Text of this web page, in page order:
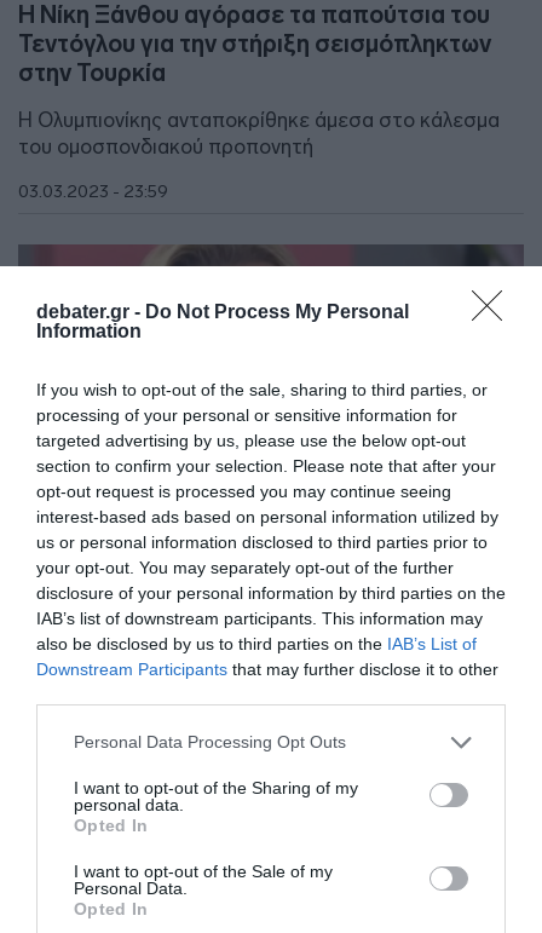
debater.gr - Do Not Process My Personal
Information
If you wish to opt-out of the sale, sharing to third parties, or
processing of your personal or sensitive information for
targeted advertising by us, please use the below opt-out
section to confirm your selection. Please note that after your
opt-out request is processed you may continue seeing
interest-based ads based on personal information utilized by
us or personal information disclosed to third parties prior to
your opt-out. You may separately opt-out of the further
disclosure of your personal information by third parties on the
IAB’s list of downstream participants. This information may
also be disclosed by us to third parties on the IAB’s List of
Downstream Participants that may further disclose it to other
Please note that this website/app uses one or more Google
not limited to your visit or usage behaviour. You may click to
grant or deny consent to Google and its third-party tags to
use your data for below specified purposes in below Google
consent section.
Personal Data Processing Opt Outs
I want to opt-out of the Sharing of my
personal data.
Opted In
I want to opt-out of the Sale of my
Personal Data.
Opted In
Η Νίκη Ξάνθου αγόρασε τα παπούτσια του
Τεντόγλου για την στήριξη σεισμόπληκτων
στην Τουρκία
Η Ολυμπιονίκης ανταποκρίθηκε άμεσα στο κάλεσμα
του ομοσπονδιακού προπονητή
03.03.2023 - 23:59
Συγκινεί ο Ιωάννης Μελισσανίδης – “Είχα ένα
σοβαρό τροχαίο και έπαθα στραβισμό στα
μάτια” (vid)
Η μειωμένη όραση από μικρή ηλικία, το χειρουργείο και
29.12.2022 - 13:09